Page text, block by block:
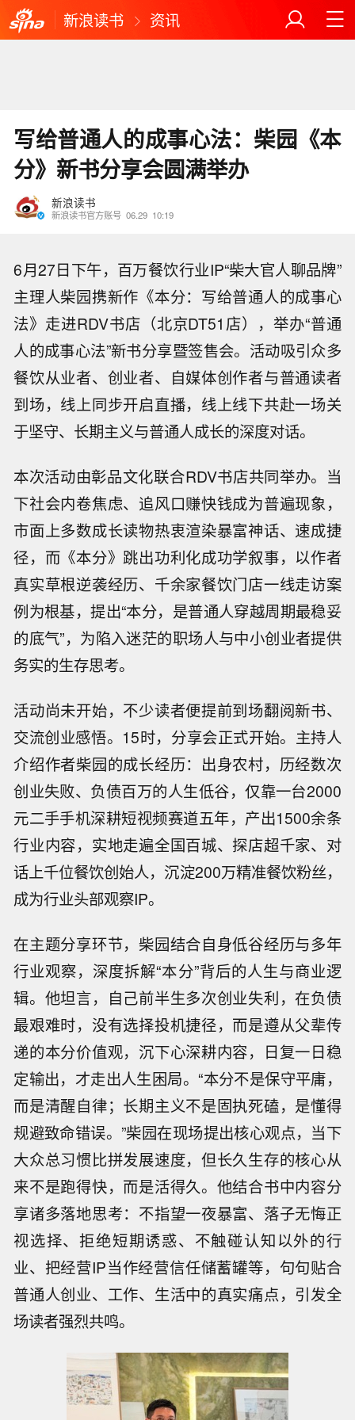
新浪读书 资讯
写给普通人的成事心法：柴园《本
分》新书分享会圆满举办
新浪读书
新浪读书官方账号 06.29 10:19
6月27日下午，百万餐饮行业IP“柴大官人聊品牌”
主理人柴园携新作《本分：写给普通人的成事心
法》走进RDV书店（北京DT51店），举办“普通
人的成事心法”新书分享暨签售会。活动吸引众多
餐饮从业者、创业者、自媒体创作者与普通读者
到场，线上同步开启直播，线上线下共赴一场关
于坚守、长期主义与普通人成长的深度对话。
本次活动由彰品文化联合RDV书店共同举办。当
下社会内卷焦虑、追风口赚快钱成为普遍现象，
市面上多数成长读物热衷渲染暴富神话、速成捷
径，而《本分》跳出功利化成功学叙事，以作者
真实草根逆袭经历、千余家餐饮门店一线走访案
例为根基，提出“本分，是普通人穿越周期最稳妥
的底气”，为陷入迷茫的职场人与中小创业者提供
务实的生存思考。
活动尚未开始，不少读者便提前到场翻阅新书、
交流创业感悟。15时，分享会正式开始。主持人
介绍作者柴园的成长经历：出身农村，历经数次
创业失败、负债百万的人生低谷，仅靠一台2000
元二手手机深耕短视频赛道五年，产出1500余条
行业内容，实地走遍全国百城、探店超千家、对
话上千位餐饮创始人，沉淀200万精准餐饮粉丝，
成为行业头部观察IP。
在主题分享环节，柴园结合自身低谷经历与多年
行业观察，深度拆解“本分”背后的人生与商业逻
辑。他坦言，自己前半生多次创业失利，在负债
最艰难时，没有选择投机捷径，而是遵从父辈传
递的本分价值观，沉下心深耕内容，日复一日稳
定输出，才走出人生困局。“本分不是保守平庸，
而是清醒自律；长期主义不是固执死磕，是懂得
规避致命错误。”柴园在现场提出核心观点，当下
大众总习惯比拼发展速度，但长久生存的核心从
来不是跑得快，而是活得久。他结合书中内容分
享诸多落地思考：不指望一夜暴富、落子无悔正
视选择、拒绝短期诱惑、不触碰认知以外的行
业、把经营IP当作经营信任储蓄罐等，句句贴合
普通人创业、工作、生活中的真实痛点，引发全
场读者强烈共鸣。